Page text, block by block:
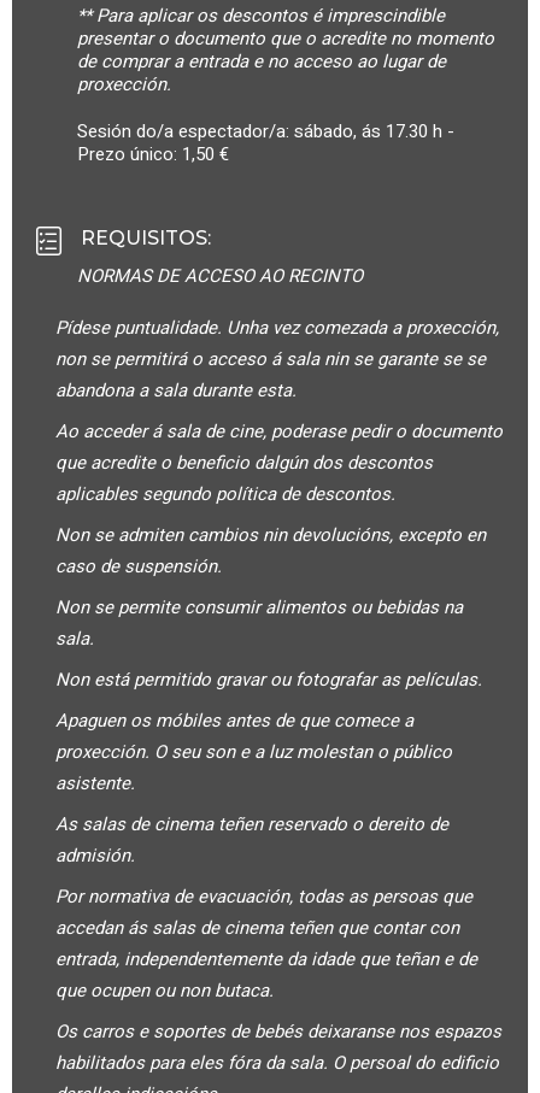
** Para aplicar os descontos é imprescindible
presentar o documento que o acredite no momento
de comprar a entrada e no acceso ao lugar de
proxección.
Sesión do/a espectador/a: sábado, ás 17.30 h -
Prezo único: 1,50 €
REQUISITOS:
NORMAS DE ACCESO AO RECINTO
Pídese puntualidade. Unha vez comezada a proxección,
non se permitirá o acceso á sala nin se garante se se
abandona a sala durante esta.
Ao acceder á sala de cine, poderase pedir o documento
que acredite o beneficio dalgún dos descontos
aplicables segundo política de descontos.
Non se admiten cambios nin devolucións, excepto en
caso de suspensión.
Non se permite consumir alimentos ou bebidas na
sala.
Non está permitido gravar ou fotografar as películas.
Apaguen os móbiles antes de que comece a
proxección. O seu son e a luz molestan o público
asistente.
As salas de cinema teñen reservado o dereito de
admisión.
Por normativa de evacuación, todas as persoas que
accedan ás salas de cinema teñen que contar con
entrada, independentemente da idade que teñan e de
que ocupen ou non butaca.
Os carros e soportes de bebés deixaranse nos espazos
habilitados para eles fóra da sala. O persoal do edificio